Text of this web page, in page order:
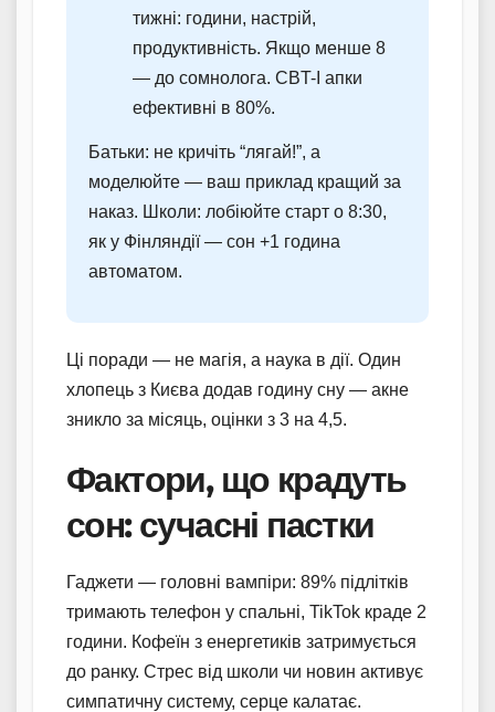
тижні: години, настрій,
продуктивність. Якщо менше 8
— до сомнолога. CBT-I апки
ефективні в 80%.
Батьки: не кричіть “лягай!”, а
моделюйте — ваш приклад кращий за
наказ. Школи: лобіюйте старт о 8:30,
як у Фінляндії — сон +1 година
автоматом.
Ці поради — не магія, а наука в дії. Один
хлопець з Києва додав годину сну — акне
зникло за місяць, оцінки з 3 на 4,5.
Фактори, що крадуть
сон: сучасні пастки
Гаджети — головні вампіри: 89% підлітків
тримають телефон у спальні, TikTok краде 2
години. Кофеїн з енергетиків затримується
до ранку. Стрес від школи чи новин активує
симпатичну систему, серце калатає.